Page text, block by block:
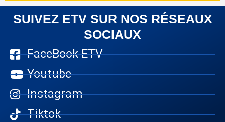
SUIVEZ ETV SUR NOS RÉSEAUX
SOCIAUX
FaceBook ETV
Youtube
Instagram
Tiktok